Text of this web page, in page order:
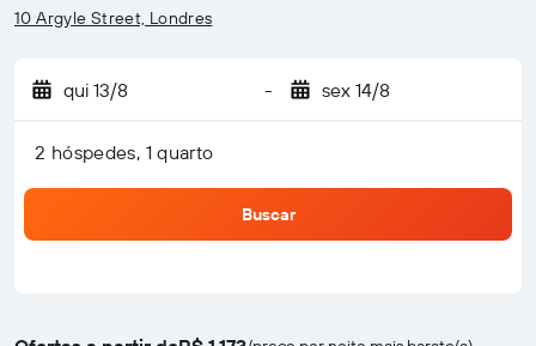
10 Argyle Street, Londres
qui 13/8 - sex 14/8
2 hóspedes, 1 quarto
Buscar